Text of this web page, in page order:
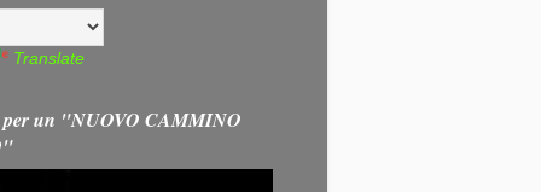
Translate
per un "NUOVO CAMMINO